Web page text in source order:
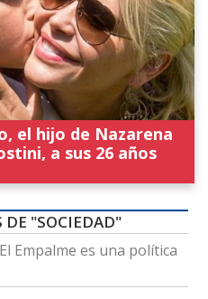
el hijo de Nazarena
a sus 26 años
DE "SOCIEDAD"
Empalme es una política